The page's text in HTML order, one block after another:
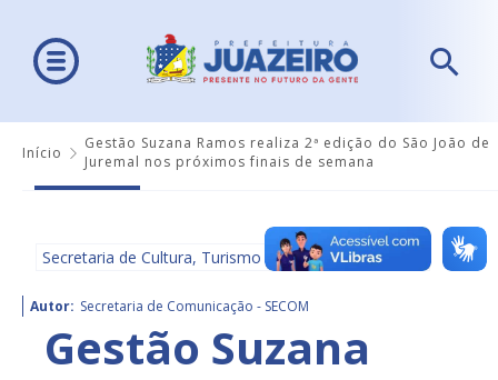
Início
Gestão Suzana Ramos realiza 2ª edição do São João de
Juremal nos próximos finais de semana
Secretaria de Cultura, Turismo e Esportes - SECULTE
Autor: Secretaria de Comunicação - SECOM
Gestão Suzana